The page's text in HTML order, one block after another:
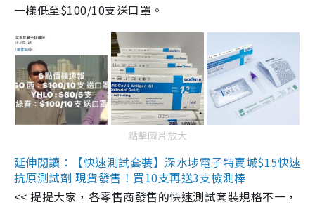
一樣低至$100/10支送口罩。
點擊圖片放大
延伸閱讀：【快速測試套裝】深水埗電子特賣城$15快速
抗原測試劑 現貨發售！買10支再送3支檢測棒
<< 提提大家，各零售商發售的快速測試套裝規格不一，